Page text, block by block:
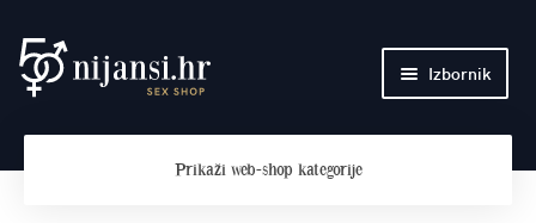
Preskoči
na
Skoči
do
Izbornik
Prikaži web-shop kategorije